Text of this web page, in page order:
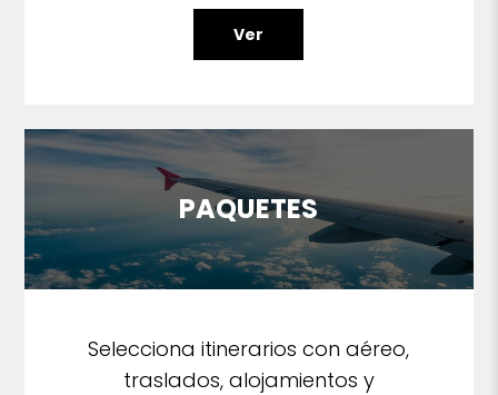
Ver
PAQUETES
Selecciona itinerarios con aéreo,
traslados, alojamientos y